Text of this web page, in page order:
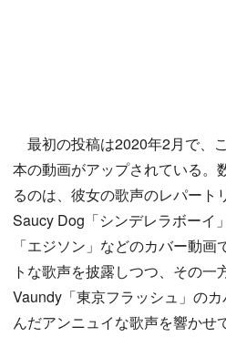
最初の投稿は2020年2月で、
本の動画がアップされている。
るのは、彼女の歌声のレパート
Saucy Dog「シンデレラボーイ
「エジソン」などのカバー動
トな歌声を披露しつつ、その
Vaundy「東京フラッシュ」の
んだアンニュイな歌声を響かせ